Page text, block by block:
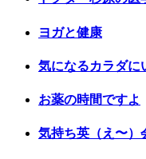
ヨガと健康
気になるカラダに
お薬の時間ですよ
気持ち英（え〜）